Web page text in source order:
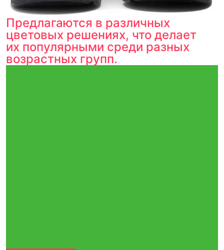
Предлагаются в различных
цветовых решениях, что делает
их популярными среди разных
возрастных групп.